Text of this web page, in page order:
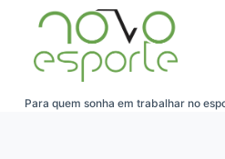
Para quem sonha em trabalhar no